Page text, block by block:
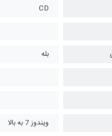
CD
بله
ویندوز 7 به بالا